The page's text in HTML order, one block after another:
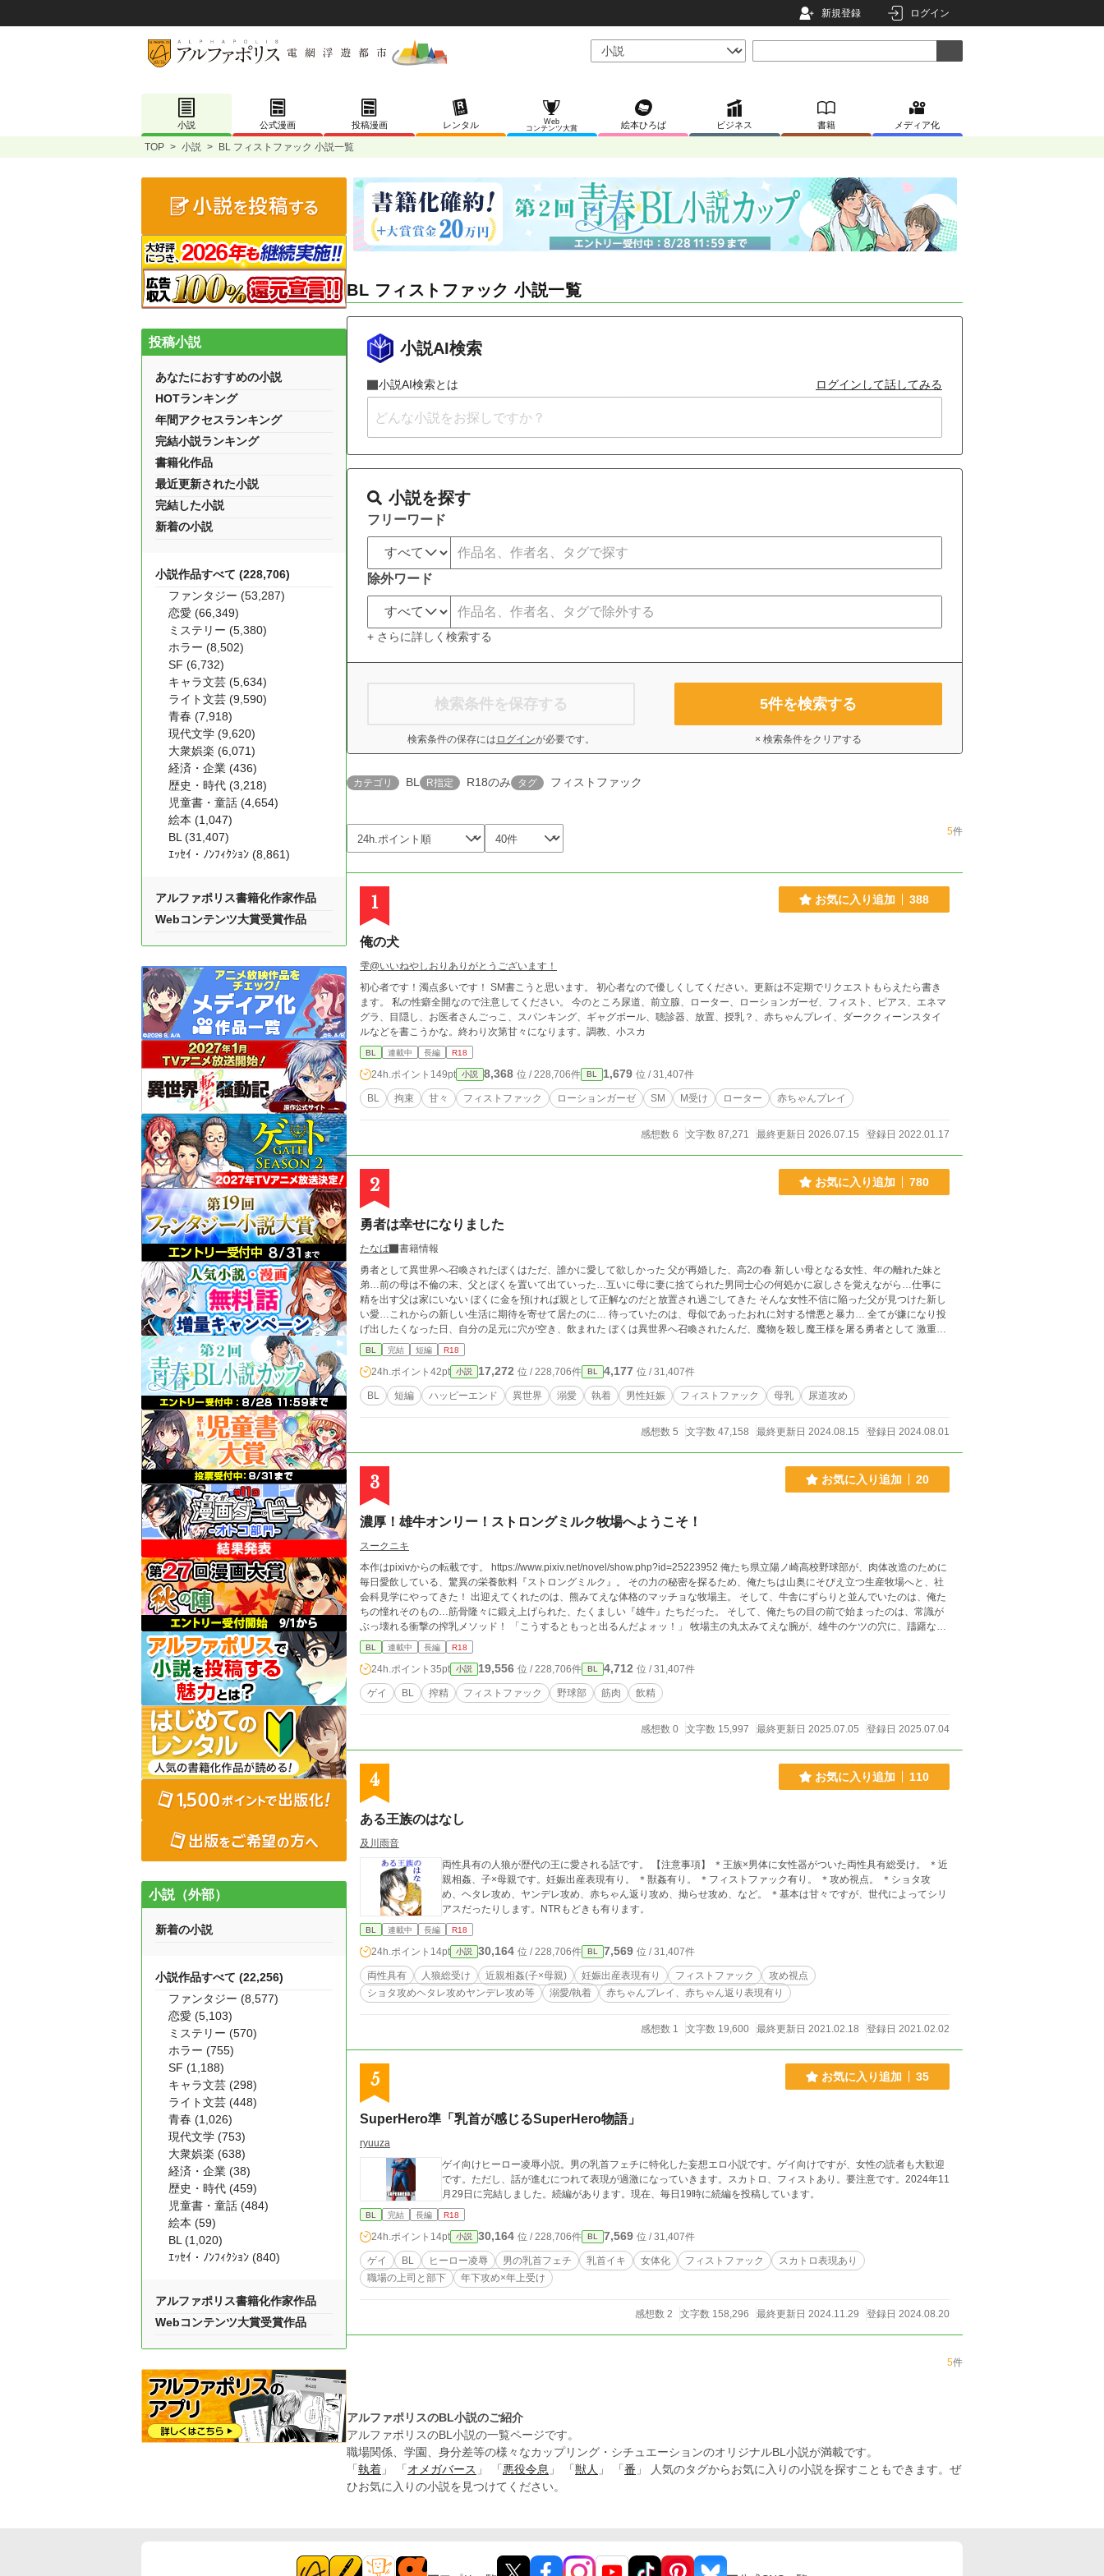
新規登録 ログイン
小説 公式漫画 投稿漫画 レンタル
Web
コンテンツ大賞
絵本ひろば ビジネス 書籍 メディア化
TOP > 小説 > BL フィストファック 小説一覧
BL フィストファック 小説一覧
小説AI検索
小説AI検索とは ログインして話してみる
小説を探す
フリーワード
除外ワード
+ さらに詳しく検索する
検索条件を保存する
検索条件の保存には ログインが必要です。
5件を検索する
× 検索条件をクリアする
カテゴリ BL R指定 R18のみ タグ フィストファック
5件
1 お気に入り追加 388
俺の犬
雫@いいねやしおりありがとうございます！
初心者です！濁点多いです！ SM書こうと思います。 初心者なので優しくしてください。更新は不定期でリクエストもらえたら書き
ます。 私の性癖全開なので注意してください。 今のところ尿道、前立腺、ローター、ローションガーゼ、フィスト、ピアス、エネマ
グラ、目隠し、お医者さんごっこ、スパンキング、ギャグボール、聴診器、放置、授乳？、赤ちゃんプレイ、ダーククィーンスタイ
ルなどを書こうかな。終わり次第甘々になります。調教、小スカ
BL 連載中 長編 R18
24h.ポイント 149pt 小説 8,368 位 / 228,706件 BL 1,679 位 / 31,407件
BL 拘束 甘々 フィストファック ローションガーゼ SM M受け ローター 赤ちゃんプレイ
感想数 6 文字数 87,271 最終更新日 2026.07.15 登録日 2022.01.17
2 お気に入り追加 780
勇者は幸せになりました
たなぱ
書籍情報
勇者として異世界へ召喚されたぼくはただ、誰かに愛して欲しかった 父が再婚した、高2の春 新しい母となる女性、年の離れた妹と
弟…前の母は不倫の末、父とぼくを置いて出ていった…互いに母に妻に捨てられた男同士心の何処かに寂しさを覚えながら…仕事に
精を出す父は家にいない ぼくに金を預ければ親として正解なのだと放置され過ごしてきた そんな女性不信に陥った父が見つけた新し
い愛…これからの新しい生活に期待を寄せて居たのに… 待っていたのは、母似であったおれに対する憎悪と暴力… 全てが嫌になり投
げ出したくなった日、自分の足元に穴が空き、飲まれた ぼくは異世界へ召喚されたんだ、魔物を殺し魔王様を屠る勇者として 激重魔
王×愛に飢えてる勇者
BL 完結 短編 R18
24h.ポイント 42pt 小説 17,272 位 / 228,706件 BL 4,177 位 / 31,407件
BL 短編 ハッピーエンド 異世界 溺愛 執着 男性妊娠 フィストファック 母乳 尿道攻め
感想数 5 文字数 47,158 最終更新日 2024.08.15 登録日 2024.08.01
3 お気に入り追加 20
濃厚！雄牛オンリー！ストロングミルク牧場へようこそ！
スークニキ
本作はpixivからの転載です。 https://www.pixiv.net/novel/show.php?id=25223952 俺たち県立陽ノ崎高校野球部が、肉体改造のために
毎日愛飲している、驚異の栄養飲料『ストロングミルク』。 その力の秘密を探るため、俺たちは山奥にそびえ立つ生産牧場へと、社
会科見学にやってきた！ 出迎えてくれたのは、熊みてえな体格のマッチョな牧場主。 そして、牛舎にずらりと並んでいたのは、俺た
ちの憧れそのもの…筋骨隆々に鍛え上げられた、たくましい『雄牛』たちだった。 そして、俺たちの目の前で始まったのは、常識が
ぶっ壊れる衝撃の搾乳メソッド！ 「こうするともっと出るんだよォッ！」 牧場主の丸太みてえな腕が、雄牛のケツの穴に、躊躇なく
ズッッッッッブリと突き刺さる！ 「ん”ぎゃあああッ！びぐッ！い”ぐぅぅぅぅぅッ！」 搾乳棟に響き渡るのは、苦痛の悲鳴じゃな
い。 灼熱の快感に身をよじり、悶える、濁点まじりの喘ぎ声！ 最高のミルクは、最高の快感から生まれる…！ やがて俺も、顔中ミル
クまみれで、その真髄を味わうことに…。 汗と筋肉と、濃厚なミルクにまみれた、最高の職場見学！ 俺たちの未来は、もしかしたら
この牧場にあるのかもしれない――！
BL 連載中 長編 R18
24h.ポイント 35pt 小説 19,556 位 / 228,706件 BL 4,712 位 / 31,407件
ゲイ BL 搾精 フィストファック 野球部 筋肉 飲精
感想数 0 文字数 15,997 最終更新日 2025.07.05 登録日 2025.07.04
4 お気に入り追加 110
ある王族のはなし
及川雨音
両性具有の人狼が歴代の王に愛される話です。 【注意事項】 ＊王族×男体に女性器がついた両性具有総受け。 ＊近
親相姦、子×母親です。妊娠出産表現有り。 ＊獣姦有り。 ＊フィストファック有り。 ＊攻め視点。 ＊ショタ攻
め、ヘタレ攻め、ヤンデレ攻め、赤ちゃん返り攻め、拗らせ攻め、など。 ＊基本は甘々ですが、世代によってシリ
アスだったりします。NTRもどきも有ります。
BL 連載中 長編 R18
24h.ポイント 14pt 小説 30,164 位 / 228,706件 BL 7,569 位 / 31,407件
両性具有 人狼総受け 近親相姦(子×母親) 妊娠出産表現有り フィストファック
攻め視点
ショタ攻めヘタレ攻めヤンデレ攻め等
溺愛/執着 赤ちゃんプレイ、赤ちゃん返り表現有り
感想数 1 文字数 19,600 最終更新日 2021.02.18 登録日 2021.02.02
5 お気に入り追加 35
SuperHero準「乳首が感じるSuperHero物語」
ryuuza
ゲイ向けヒーロー凌辱小説。男の乳首フェチに特化した妄想エロ小説です。ゲイ向けですが、女性の読者も大歓迎
です。ただし、話が進むにつれて表現が過激になっていきます。スカトロ、フィストあり。要注意です。2024年11
月29日に完結しました。続編があります。現在、毎日19時に続編を投稿しています。
BL 完結 長編 R18
24h.ポイント 14pt 小説 30,164 位 / 228,706件 BL 7,569 位 / 31,407件
ゲイ BL ヒーロー凌辱 男の乳首フェチ 乳首イキ 女体化 フィストファック
スカトロ表現あり
職場の上司と部下
年下攻め×年上受け
感想数 2 文字数 158,296 最終更新日 2024.11.29 登録日 2024.08.20
5件
アルファポリスのBL小説のご紹介
アルファポリスのBL小説の一覧ページです。
職場関係、学園、身分差等の様々なカップリング・シチュエーションのオリジナルBL小説が満載です。
「 執着 」 「 オメガバース 」 「 悪役令息 」 「 獣人 」 「 番 」 人気のタグからお気に入りの小説を探すこともできます。ぜ
ひお気に入りの小説を見つけてください。
投稿小説
あなたにおすすめの小説
HOTランキング
年間アクセスランキング
完結小説ランキング
書籍化作品
最近更新された小説
完結した小説
新着の小説
小説作品すべて (228,706)
ファンタジー (53,287)
恋愛 (66,349)
ミステリー (5,380)
ホラー (8,502)
SF (6,732)
キャラ文芸 (5,634)
ライト文芸 (9,590)
青春 (7,918)
現代文学 (9,620)
大衆娯楽 (6,071)
経済・企業 (436)
歴史・時代 (3,218)
児童書・童話 (4,654)
絵本 (1,047)
BL (31,407)
ｴｯｾｲ・ﾉﾝﾌｨｸｼｮﾝ (8,861)
アルファポリス書籍化作家作品
Webコンテンツ大賞受賞作品
小説（外部）
新着の小説
小説作品すべて (22,256)
ファンタジー (8,577)
恋愛 (5,103)
ミステリー (570)
ホラー (755)
SF (1,188)
キャラ文芸 (298)
ライト文芸 (448)
青春 (1,026)
現代文学 (753)
大衆娯楽 (638)
経済・企業 (38)
歴史・時代 (459)
児童書・童話 (484)
絵本 (59)
BL (1,020)
ｴｯｾｲ・ﾉﾝﾌｨｸｼｮﾝ (840)
アルファポリス書籍化作家作品
Webコンテンツ大賞受賞作品